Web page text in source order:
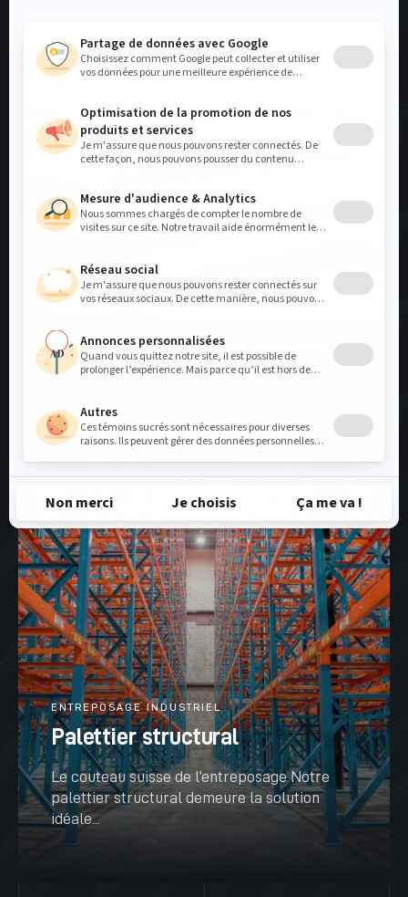
MOBILIER COMMERCIAL
Série E – Étagère commerciale
Un choix simple et abordable Notre Série E
est une solution de...
ENTREPOSAGE INDUSTRIEL
Palettier structural
Le couteau suisse de l’entreposage Notre
palettier structural demeure la solution
idéale...